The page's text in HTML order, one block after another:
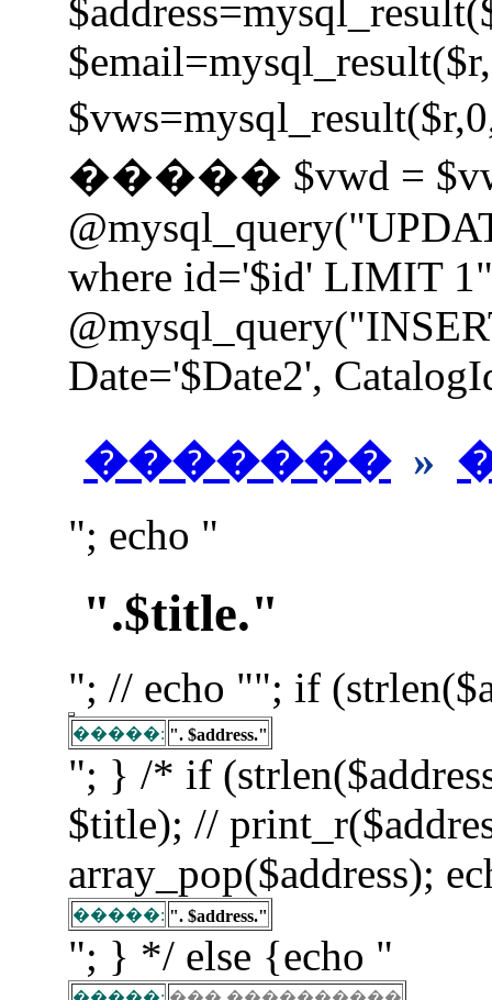
����� $vwd =
where id='$id' LIMIT
Date='$Date2',
������� »
"; echo "
".$title."
"; // echo ""; if
�����: ". $address."
"; } /* if
$title); //
array_pop($address);
�����: ". $address."
"; } */ else {echo "